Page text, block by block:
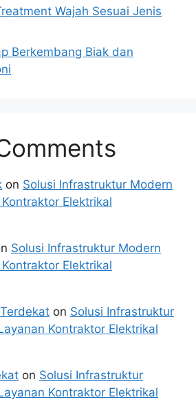
Wajah Sesuai Jenis
Berkembang Biak dan
on Solusi Infrastruktur Modern
Elektrikal
Solusi Infrastruktur Modern
Elektrikal
on Solusi Infrastruktur
Kontraktor Elektrikal
on Solusi Infrastruktur
Kontraktor Elektrikal